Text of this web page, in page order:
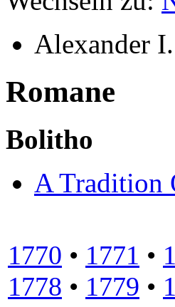
Alexander
Romane
Bolitho
A Tradition
1770 • 1771 •
1778 • 1779 •